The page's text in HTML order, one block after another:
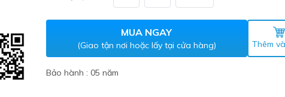
Vật tư
Máy nước nóng gián tiếp
MUA NGAY
(Giao tận nơi hoặc lấy tại cửa hàng) Thêm
Bảo hành : 05 năm